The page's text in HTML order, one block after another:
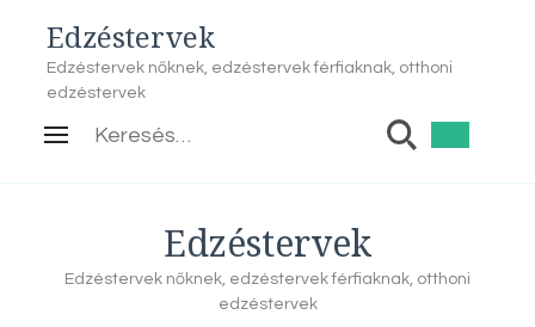
Edzéstervek
Edzéstervek nőknek, edzéstervek férfiaknak, otthoni
edzéstervek
Keresés:
Edzéstervek
Edzéstervek nőknek, edzéstervek férfiaknak, otthoni
edzéstervek